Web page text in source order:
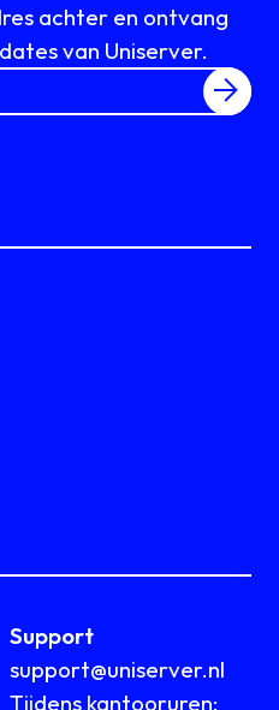
achter en ontvang
van Uniserver.
Support
support@uniserver.nl
Tijdens kantooruren: